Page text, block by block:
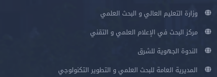
وزارة التعليم العالي و البحث العلمي
مركز البحث في الإعلام العلمي و التقني
الندوة الجهوية للشرق
المديرية العامة للبحث العلمي و التطوير التكنولوجي